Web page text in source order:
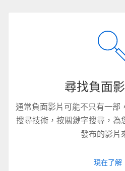
尋找負面
通常負面影片可能不只有一部
搜尋技術，按關鍵字搜尋，為
發布的影片
現在了解